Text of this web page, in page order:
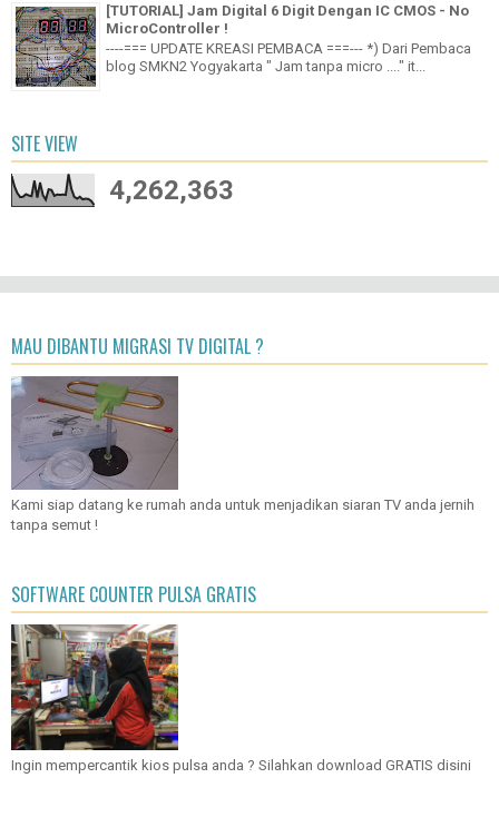
[TUTORIAL] Jam Digital 6 Digit Dengan IC CMOS - No
MicroController !
----=== UPDATE KREASI PEMBACA ===--- *) Dari Pembaca
blog SMKN2 Yogyakarta " Jam tanpa micro ...." it...
SITE VIEW
4,262,363
MAU DIBANTU MIGRASI TV DIGITAL ?
Kami siap datang ke rumah anda untuk menjadikan siaran TV anda jernih
tanpa semut !
SOFTWARE COUNTER PULSA GRATIS
Ingin mempercantik kios pulsa anda ? Silahkan download GRATIS disini